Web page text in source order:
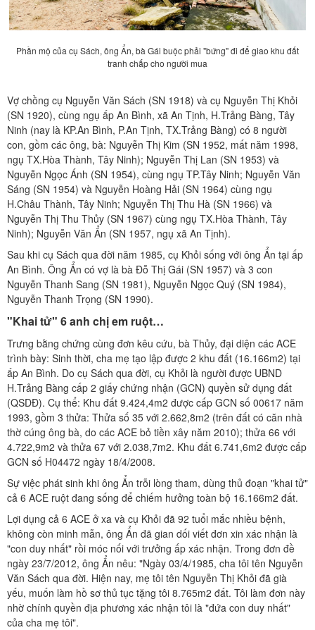
Phần mộ của cụ Sách, ông Ẩn, bà Gái buộc phải "bứng" đi để giao khu đất
tranh chấp cho người mua
Vợ chồng cụ Nguyễn Văn Sách (SN 1918) và cụ Nguyễn Thị Khỏi
(SN 1920), cùng ngụ ấp An Bình, xã An Tịnh, H.Trảng Bàng, Tây
Ninh (nay là KP.An Bình, P.An Tịnh, TX.Trảng Bàng) có 8 người
con, gồm các ông, bà: Nguyễn Thị Kim (SN 1952, mất năm 1998,
ngụ TX.Hòa Thành, Tây Ninh); Nguyễn Thị Lan (SN 1953) và
Nguyễn Ngọc Ánh (SN 1954), cùng ngụ TP.Tây Ninh; Nguyễn Văn
Sáng (SN 1954) và Nguyễn Hoàng Hải (SN 1964) cùng ngụ
H.Châu Thành, Tây Ninh; Nguyễn Thị Thu Hà (SN 1966) và
Nguyễn Thị Thu Thủy (SN 1967) cùng ngụ TX.Hòa Thành, Tây
Ninh); Nguyễn Văn Ẩn (SN 1957, ngụ xã An Tịnh).
Sau khi cụ Sách qua đời năm 1985, cụ Khỏi sống với ông Ẩn tại ấp
An Bình. Ông Ẩn có vợ là bà Đỗ Thị Gái (SN 1957) và 3 con
Nguyễn Thanh Sang (SN 1981), Nguyễn Ngọc Quý (SN 1984),
Nguyễn Thanh Trọng (SN 1990).
"Khai tử" 6 anh chị em ruột…
Trưng bằng chứng cùng đơn kêu cứu, bà Thủy, đại diện các ACE
trình bày: Sinh thời, cha mẹ tạo lập được 2 khu đất (16.166m2) tại
ấp An Bình. Do cụ Sách qua đời, cụ Khỏi là người được UBND
H.Trảng Bàng cấp 2 giấy chứng nhận (GCN) quyền sử dụng đất
(QSDĐ). Cụ thể: Khu đất 9.424,4m2 được cấp GCN số 00617 năm
1993, gồm 3 thửa: Thửa số 35 với 2.662,8m2 (trên đất có căn nhà
thờ cúng ông bà, do các ACE bỏ tiền xây năm 2010); thửa 66 với
4.722,9m2 và thửa 67 với 2.038,7m2. Khu đất 6.741,6m2 được cấp
GCN số H04472 ngày 18/4/2008.
Sự việc phát sinh khi ông Ẩn trỗi lòng tham, dùng thủ đoạn "khai tử"
cả 6 ACE ruột đang sống để chiếm hưởng toàn bộ 16.166m2 đất.
Lợi dụng cả 6 ACE ở xa và cụ Khỏi đã 92 tuổi mắc nhiều bệnh,
không còn minh mẫn, ông Ẩn đã gian dối viết đơn xin xác nhận là
"con duy nhất" rồi móc nối với trưởng ấp xác nhận. Trong đơn đề
ngày 23/7/2012, ông Ẩn nêu: "Ngày 03/4/1985, cha tôi tên Nguyễn
Văn Sách qua đời. Hiện nay, mẹ tôi tên Nguyễn Thị Khỏi đã già
yếu, muốn làm hồ sơ thủ tục tặng tôi 8.765m2 đất. Tôi làm đơn này
nhờ chính quyền địa phương xác nhận tôi là "đứa con duy nhất"
của cha mẹ tôi".